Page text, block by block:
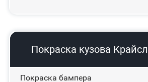
Покраска кузова
Покраска бампера